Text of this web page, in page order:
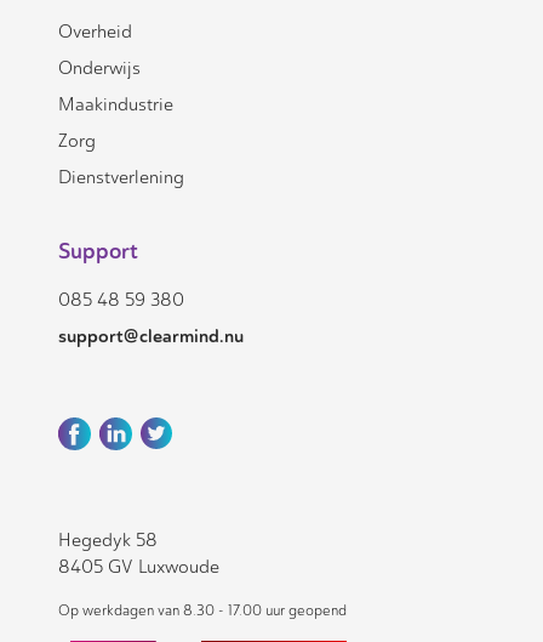
Overheid
Onderwijs
Maakindustrie
Zorg
Dienstverlening
Support
085 48 59 380
support@clearmind.nu
Hegedyk 58
8405 GV Luxwoude
Op werkdagen van 8.30 - 17.00 uur geopend